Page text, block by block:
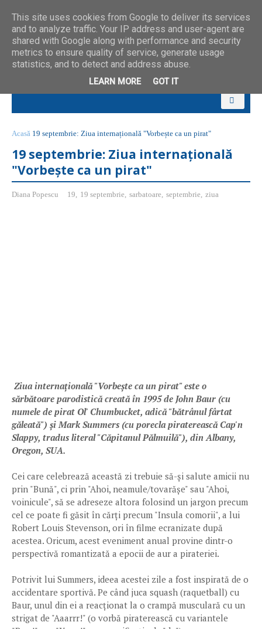
Acasă 19 septembrie: Ziua internațională "Vorbește ca un pirat"
19 septembrie: Ziua internațională
"Vorbește ca un pirat"
Diana Popescu 19, 19 septembrie, sarbatoare, septembrie, ziua
Ziua internațională "Vorbește ca un pirat" este o
sărbătoare parodistică creată în 1995 de John Baur (cu
numele de pirat Ol' Chumbucket, adică "bătrânul fârtat
găleată") și Mark Summers (cu porecla piraterească Cap'n
Slappy, tradus literal "Căpitanul Pălmuilă"), din Albany,
Oregon, SUA.
Cei care celebrează această zi trebuie să-și salute amicii nu
prin "Bună", ci prin "Ahoi, neamule/tovarășe" sau "Ahoi,
voinicule", să se adreseze altora folosind un jargon precum
cel ce poate fi găsit în cărți precum "Insula comorii", a lui
Robert Louis Stevenson, ori în filme ecranizate după
acestea. Oricum, acest eveniment anual provine dintr-o
perspectivă romantizată a epocii de aur a pirateriei.
Potrivit lui Summers, ideea acestei zile a fost inspirată de o
accidentare sportivă. Pe când juca squash (raquetball) cu
Baur, unul din ei a reacționat la o crampă musculară cu un
strigat de "Aaarrr!" (o vorbă piraterească cu variantele
This site uses cookies from Google to deliver its services
and to analyze traffic. Your IP address and user-agent are
shared with Google along with performance and security
metrics to ensure quality of service, generate usage
statistics, and to detect and address abuse.
LEARN MORE GOT IT